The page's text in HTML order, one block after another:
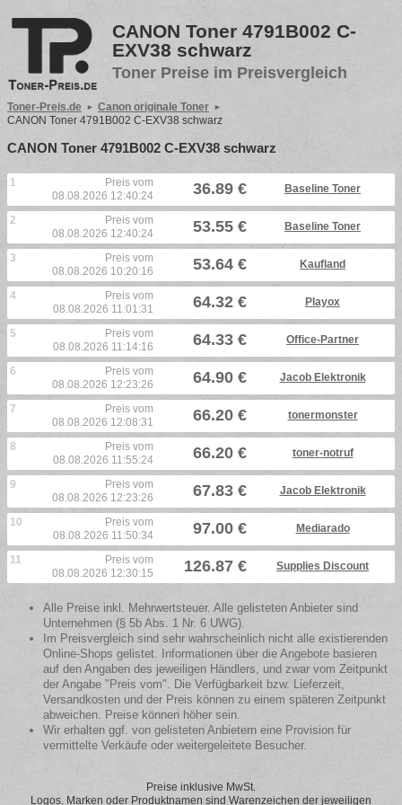
CANON Toner 4791B002 C-
EXV38 schwarz
Toner Preise im Preisvergleich
Toner-Preis.de
Canon originale Toner
CANON Toner 4791B002 C-EXV38 schwarz
CANON Toner 4791B002 C-EXV38 schwarz
1
Preis vom
08.08.2026 12:40:24
36.89 € Baseline Toner
2
Preis vom
08.08.2026 12:40:24
53.55 € Baseline Toner
3
Preis vom
08.08.2026 10:20:16
53.64 € Kaufland
4
Preis vom
08.08.2026 11:01:31
64.32 € Playox
5
Preis vom
08.08.2026 11:14:16
64.33 € Office-Partner
6
Preis vom
08.08.2026 12:23:26
64.90 € Jacob Elektronik
7
Preis vom
08.08.2026 12:08:31
66.20 € tonermonster
8
Preis vom
08.08.2026 11:55:24
66.20 € toner-notruf
9
Preis vom
08.08.2026 12:23:26
67.83 € Jacob Elektronik
10
Preis vom
08.08.2026 11:50:34
97.00 € Mediarado
11
Preis vom
08.08.2026 12:30:15
126.87 € Supplies Discount
Alle Preise inkl. Mehrwertsteuer. Alle gelisteten Anbieter sind
Unternehmen (§ 5b Abs. 1 Nr. 6 UWG).
Im Preisvergleich sind sehr wahrscheinlich nicht alle existierenden
Online-Shops gelistet. Informationen über die Angebote basieren
auf den Angaben des jeweiligen Händlers, und zwar vom Zeitpunkt
der Angabe "Preis vom". Die Verfügbarkeit bzw. Lieferzeit,
Versandkosten und der Preis können zu einem späteren Zeitpunkt
abweichen. Preise können höher sein.
Wir erhalten ggf. von gelisteten Anbietern eine Provision für
vermittelte Verkäufe oder weitergeleitete Besucher.
Preise inklusive MwSt.
Logos, Marken oder Produktnamen sind Warenzeichen der jeweiligen